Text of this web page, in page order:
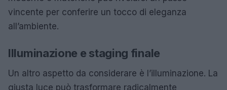
vincente per conferire un tocco di eleganza
all’ambiente.
Illuminazione e staging finale
Un altro aspetto da considerare è l’illuminazione. La
giusta luce può trasformare radicalmente